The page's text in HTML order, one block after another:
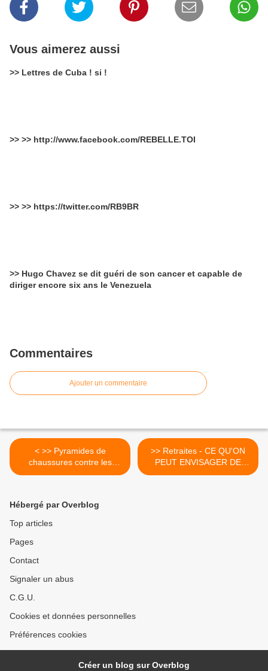
Vous aimerez aussi
>> Lettres de Cuba ! si !
>> >> http://www.facebook.com/REBELLE.TOI
>> >> https://twitter.com/RB9BR
>> Hugo Chavez se dit guéri de son cancer et capable de
diriger encore six ans le Venezuela
Commentaires
Ajouter un commentaire
< >> Pyramides de
chaussures contre les
mines antipersonnel, dans
>> Retraites - CE QU'ON
PEUT ENVISAGER DE
FAIRE POUR
Hébergé par Overblog
Top articles
Pages
Contact
Signaler un abus
C.G.U.
Cookies et données personnelles
Préférences cookies
Créer un blog sur Overblog